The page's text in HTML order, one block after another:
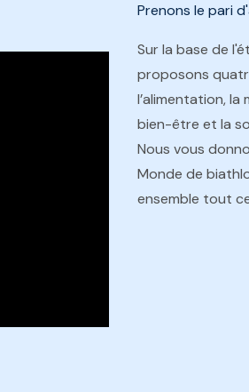
Prenons le pari
Sur la base de
proposons
l’alimentation,
bien-être et la
Nous vous
Monde de
ensemble tout